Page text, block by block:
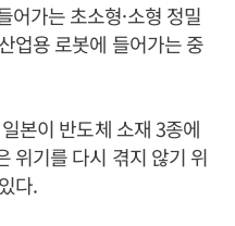
어가는 초소형·소형 정밀
업용 로봇에 들어가는 중
본이 반도체 소재 3종에
위기를 다시 겪지 않기 위
다.